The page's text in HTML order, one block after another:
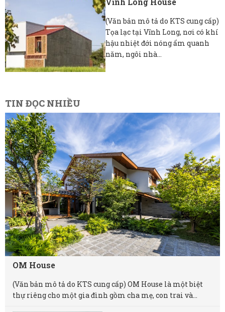
(Văn bản mô tả do KTS cung cấp)
Tọa lạc tại Vĩnh Long, nơi có khí
hậu nhiệt đới nóng ẩm quanh
năm, ngôi nhà...
TIN ĐỌC NHIỀU
OM House
(Văn bản mô tả do KTS cung cấp) OM House là một biệt
thự riêng cho một gia đình gồm cha mẹ, con trai và...